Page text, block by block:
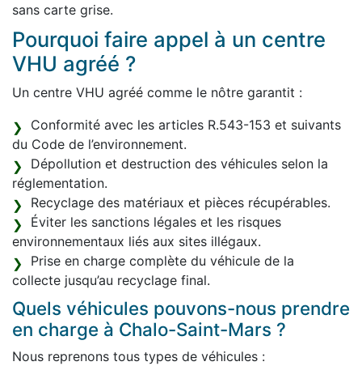
sans carte grise.
Pourquoi faire appel à un centre
VHU agréé ?
Un centre VHU agréé comme le nôtre garantit :
Conformité avec les articles R.543-153 et suivants
du Code de l’environnement.
Dépollution et destruction des véhicules selon la
réglementation.
Recyclage des matériaux et pièces récupérables.
Éviter les sanctions légales et les risques
environnementaux liés aux sites illégaux.
Prise en charge complète du véhicule de la
collecte jusqu’au recyclage final.
Quels véhicules pouvons-nous prendre
en charge à Chalo-Saint-Mars ?
Nous reprenons tous types de véhicules :